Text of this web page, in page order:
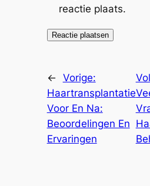
reactie plaats.
← Vorige:
Haartransplantatie
Voor En Na:
Beoordelingen En
Ervaringen